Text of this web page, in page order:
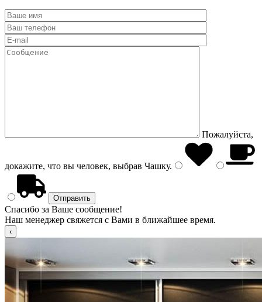
Пожалуйста,
докажите, что вы человек, выбрав Чашку.
Спасибо за Ваше сообщение!
Наш менеджер свяжется с Вами в ближайшее время.